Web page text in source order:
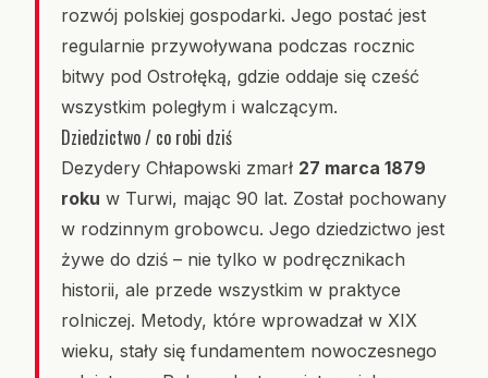
rozwój polskiej gospodarki. Jego postać jest
regularnie przywoływana podczas rocznic
bitwy pod Ostrołęką, gdzie oddaje się cześć
wszystkim poległym i walczącym.
Dziedzictwo / co robi dziś
Dezydery Chłapowski zmarł 27 marca 1879
roku w Turwi, mając 90 lat. Został pochowany
w rodzinnym grobowcu. Jego dziedzictwo jest
żywe do dziś – nie tylko w podręcznikach
historii, ale przede wszystkim w praktyce
rolniczej. Metody, które wprowadzał w XIX
wieku, stały się fundamentem nowoczesnego